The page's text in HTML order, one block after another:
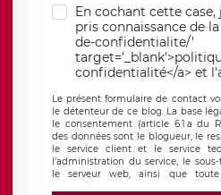
En cochant cette
pris connaissance de
de-confidentialite/'
confidentialité</a> et
Le présent formulaire de contact
le détenteur de ce blog. La base
le consentement (article 6.1.a du
des données sont le blogueur, le
le service client et le service
l’administration du service, le
le serveur web, ainsi que toute
autorisée. Le formulaire de